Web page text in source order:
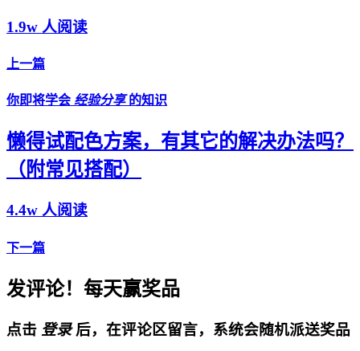
1.9w 人阅读
上一篇
你即将学会 经验分享的知识
懒得试配色方案，有其它的解决办法吗？
（附常见搭配）
4.4w 人阅读
下一篇
发评论！每天赢奖品
点击 登录后，在评论区留言，系统会随机派送奖品